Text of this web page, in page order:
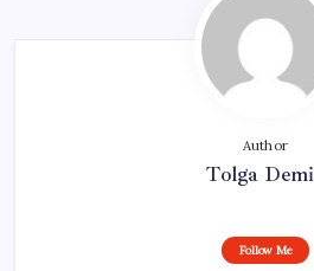
Author
Tolga
Follow Me